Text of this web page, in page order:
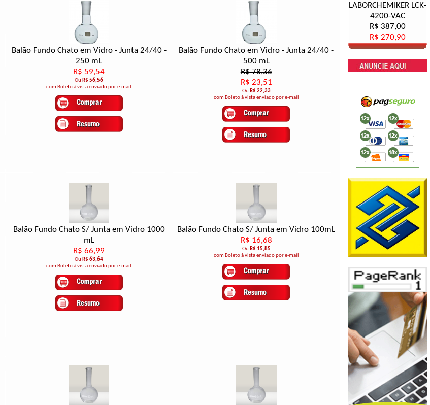
Balão Fundo Chato em Vidro - Junta 24/40 -
250 mL
R$ 59,54
Ou R$ 56,56
com Boleto à vista enviado por e-mail
Balão Fundo Chato em Vidro - Junta 24/40 -
500 mL
R$ 78,36
R$ 23,51
Ou R$ 22,33
com Boleto à vista enviado por e-mail
Balão Fundo Chato S/ Junta em Vidro 1000
mL
R$ 66,99
Ou R$ 63,64
com Boleto à vista enviado por e-mail
Balão Fundo Chato S/ Junta em Vidro 100mL
R$ 16,68
Ou R$ 15,85
com Boleto à vista enviado por e-mail
LABORCHEMIKER LCK-
4200-VAC
R$ 387,00
R$ 270,90